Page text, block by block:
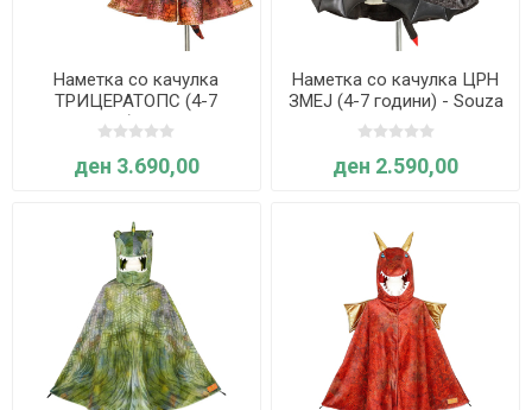
Наметка со качулка
ТРИЦЕРАТОПС (4-7
години) - Souza
ден 3.690,00
Наметка со качулка ЦРН
ЗМЕЈ (4-7 години) - Souza
ден 2.590,00